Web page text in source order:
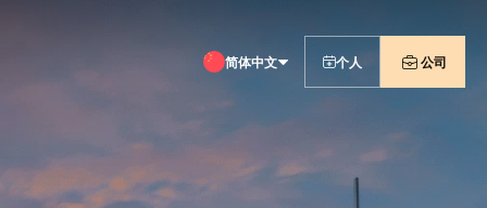
简体中文 个人 公司